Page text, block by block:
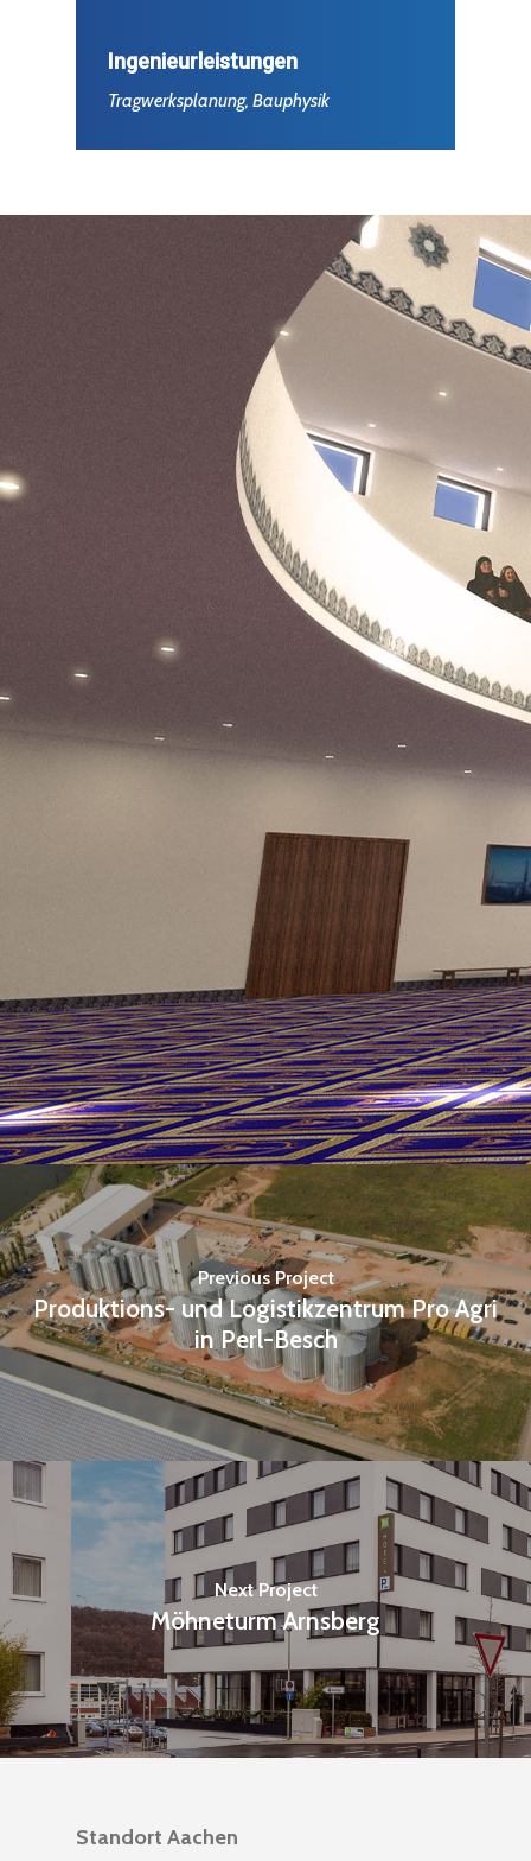
Ingenieurleistungen
Tragwerksplanung, Bauphysik
Previous Project
Produktions- und Logistikzentrum Pro Agri
in Perl-Besch
Next Project
Möhneturm Arnsberg
Standort Aachen